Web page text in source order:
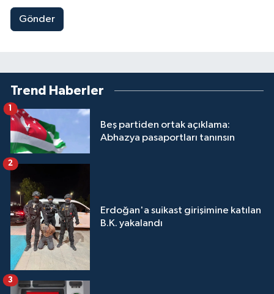
Gönder
Trend Haberler
Beş partiden ortak açıklama:
Abhazya pasaportları tanınsın
Erdoğan'a suikast girişimine katılan
B.K. yakalandı
2
3